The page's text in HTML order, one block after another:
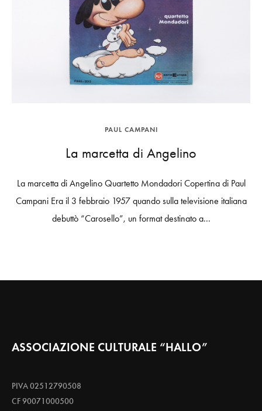
PAUL CAMPANI
La marcetta di Angelino
La marcetta di Angelino Quartetto Mondadori Copertina di Paul
Campani Era il 3 febbraio 1957 quando sulla televisione italiana
debuttò “Carosello”, un format destinato a...
ASSOCIAZIONE CULTURALE “HALLO”
PIVA 02512790508
CF 90071000500